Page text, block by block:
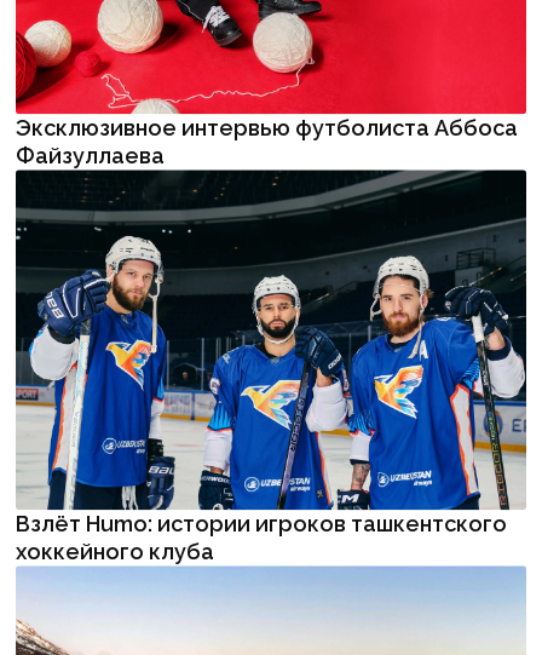
Эксклюзивное интервью футболиста Аббоса
Файзуллаева
Взлёт Humo: истории игроков ташкентского
хоккейного клуба